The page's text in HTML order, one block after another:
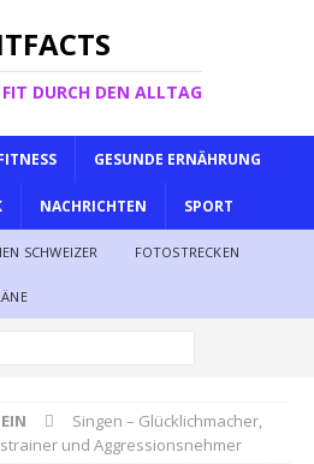
DURCH DEN ALLTAG
GESUNDE ERNÄHRUNG
NACHRICHTEN SPORT
SCHWEIZER FOTOSTRECKEN
Singen – Glücklichmacher,
und Aggressionsnehmer